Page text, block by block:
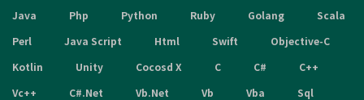
Java Php Python Ruby Golang
Scala
Perl
Java Script Html Swift
Objective-C
Kotlin
Unity Cocosd X C C#
C++
Vc++
C#.Net Vb.Net Vb Vba
Sql